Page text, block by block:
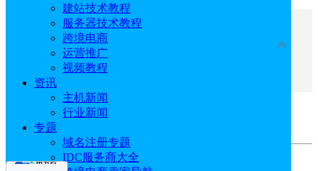
建站技术教程
服务器技术教程
跨境电商
运营推广
视频教程
资讯
主机新闻
行业新闻
专题
域名注册专题
IDC服务商大全
文章目录
莱卡云优惠码优惠活动汇总
莱卡云优惠码优惠活动汇总